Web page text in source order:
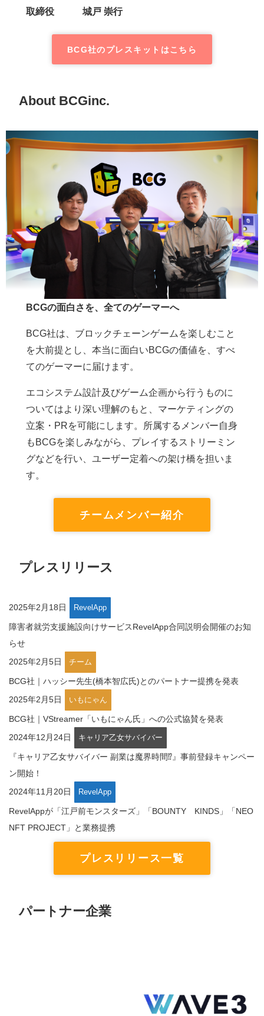
取締役 城戸 崇行
BCG社のプレスキットはこちら
About BCGinc.
BCGの面白さを、全てのゲーマーへ
BCG社は、ブロックチェーンゲームを楽しむこと
を大前提とし、本当に面白いBCGの価値を、すべ
てのゲーマーに届けます。
エコシステム設計及びゲーム企画から行うものに
ついてはより深い理解のもと、マーケティングの
立案・PRを可能にします。所属するメンバー自身
もBCGを楽しみながら、プレイするストリーミン
グなどを行い、ユーザー定着への架け橋を担いま
す。
チームメンバー紹介
プレスリリース
2025年2月18日 RevelApp
障害者就労支援施設向けサービスRevelApp合同説明会開催のお知
らせ
2025年2月5日 チーム
BCG社｜ハッシー先生(橋本智広氏)とのパートナー提携を発表
2025年2月5日 いもにゃん
BCG社｜VStreamer「いもにゃん氏」への公式協賛を発表
2024年12月24日 キャリア乙女サバイバー
『キャリア乙女サバイバー 副業は魔界時間⁉』事前登録キャンペー
ン開始！
2024年11月20日 RevelApp
RevelAppが「江戸前モンスターズ」「BOUNTY KINDS」「NEO
NFT PROJECT」と業務提携
プレスリリース一覧
パートナー企業